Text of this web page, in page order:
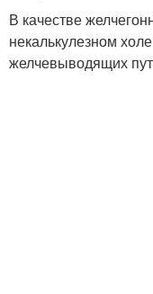
В качестве
некалькулезном
желчевыводящих